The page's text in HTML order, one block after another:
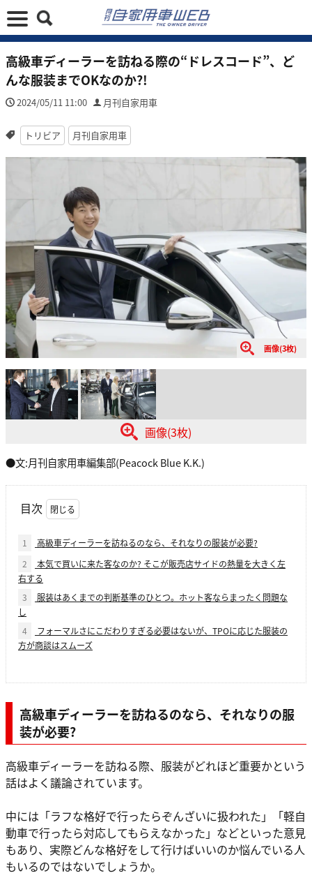
高級車ディーラーを訪ねる際の“ドレスコード”、ど
んな服装までOKなのか?!
2024/05/11 11:00 月刊自家用車
トリビア 月刊自家用車
画像(3枚)
画像(3枚)
●文:月刊自家用車編集部(Peacock Blue K.K.)
目次
1
高級車ディーラーを訪ねるのなら、それなりの服装が必要?
2
本気で買いに来た客なのか? そこが販売店サイドの熱量を大きく左
右する
3
服装はあくまでの判断基準のひとつ。ホット客ならまったく問題な
し
4
フォーマルさにこだわりすぎる必要はないが、TPOに応じた服装の
方が商談はスムーズ
高級車ディーラーを訪ねるのなら、それなりの服
装が必要?
高級車ディーラーを訪ねる際、服装がどれほど重要かという
話はよく議論されています。
中には「ラフな格好で行ったらぞんざいに扱われた」「軽自
動車で行ったら対応してもらえなかった」などといった意見
もあり、実際どんな格好をして行けばいいのか悩んでいる人
もいるのではないでしょうか。